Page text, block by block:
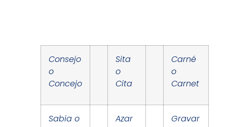
Consejo
o
Concejo
Sita
o
Cita
Carné
o
Carnet
Sabia o
Azar
Gravar